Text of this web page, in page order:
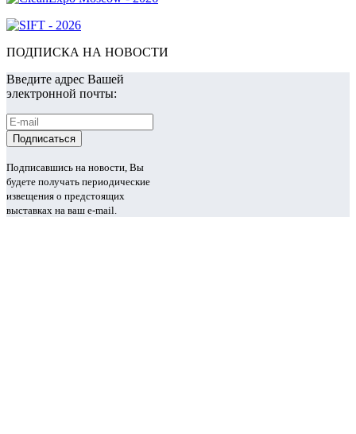
ПОДПИСКА НА НОВОСТИ
Введите адрес Вашей
электронной почты:
Подписавшись на новости, Вы
будете получать периодические
извещения о предстоящих
выставках на ваш e-mail.